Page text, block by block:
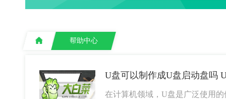
帮助中心
U盘可以制作成U盘启动盘吗
在计算机领域，U盘是广泛使用